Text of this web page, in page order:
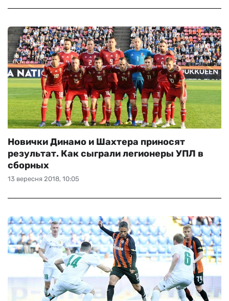
13 вересня 2018, 10:05
Новички Динамо и Шахтера приносят
результат. Как сыграли легионеры УПЛ в
сборных